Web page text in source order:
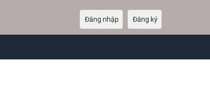
Đăng nhập Đăng ký